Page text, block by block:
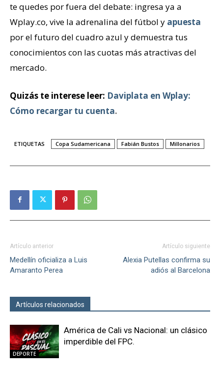
te quedes por fuera del debate: ingresa ya a
Wplay.co, vive la adrenalina del fútbol y apuesta
por el futuro del cuadro azul y demuestra tus
conocimientos con las cuotas más atractivas del
mercado.
Quizás te interese leer: Daviplata en Wplay:
Cómo recargar tu cuenta.
ETIQUETAS Copa Sudamericana Fabián Bustos Millonarios
Artículo anterior
Medellín oficializa a Luis
Amaranto Perea
Artículo siguiente
Alexia Putellas confirma su
adiós al Barcelona
Artículos relacionados
DEPORTE
América de Cali vs Nacional: un clásico
imperdible del FPC.